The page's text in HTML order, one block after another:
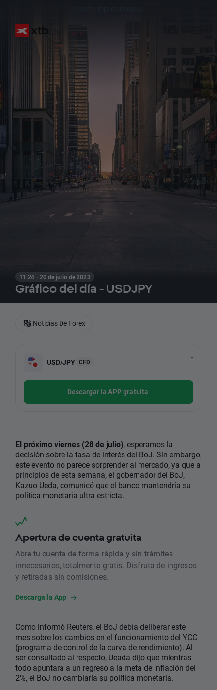
11:24 · 20 de julio de 2023
Gráfico del día - USDJPY
USD/JPY CFD
-
-
Descargar la APP gratuita
El próximo viernes (28 de julio), esperamos la
decisión sobre la tasa de interés del BoJ. Sin embargo,
este evento no parece sorprender al mercado, ya que a
principios de esta semana, el gobernador del BoJ,
Kazuo Ueda, comunicó que el banco mantendría su
política monetaria ultra estricta.
Apertura de cuenta gratuita
Abre tu cuenta de forma rápida y sin trámites
innecesarios, totalmente gratis. Disfruta de ingresos
y retiradas sin comisiones.
Descarga la App
Como informó Reuters, el BoJ debía deliberar este
mes sobre los cambios en el funcionamiento del YCC
(programa de control de la curva de rendimiento). Al
ser consultado al respecto, Ueada dijo que mientras
todo apuntara a un regreso a la meta de inflación del
2%, el BoJ no cambiaría su política monetaria.
Noticias De Forex